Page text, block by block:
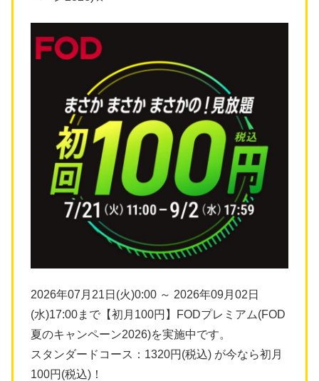
2026年07月21日(火)0:00 ～ 2026年09月02日
(水)17:00まで【初月100円】FODプレミアム(FOD
夏のキャンペーン2026)を実施中です。
スタンダードコース：1320円(税込) が今なら初月
100円(税込)！